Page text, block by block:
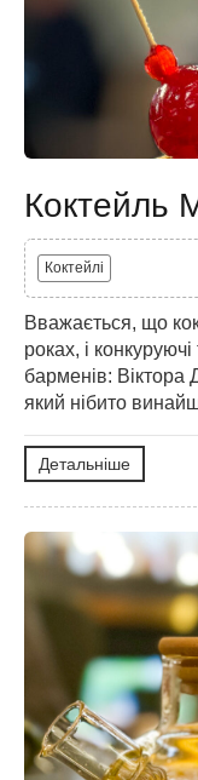
Коктейль
Коктейлі
Вважається, що
роках, і
барменів:
який нібито
Детальніше